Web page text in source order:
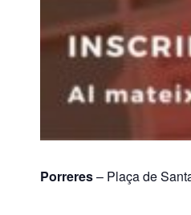
Porreres– Plaça de